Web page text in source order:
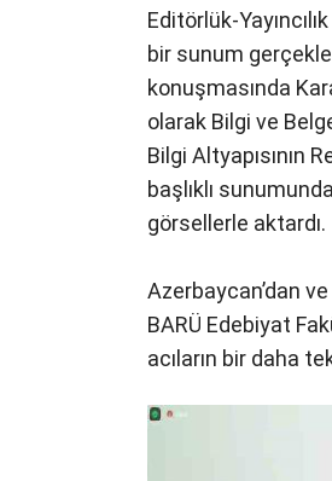
Editörlük-
bir sunum
konuşmasında
olarak Bilgi ve
Bilgi Altyapısının
başlıklı
görsellerle aktardı.
Azerbaycan’dan
BARÜ Edebiyat
acıların bir daha